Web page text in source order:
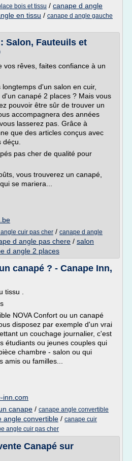
bois et tissu / canape d angle
en tissu / canape d angle gauche
Salon, Fauteuils et
vos rêves, faites confiance à un
d'un salon en cuir,
canapé 2 places ? Mais vous
pouvoir être sûr de trouver un
accompagnera des années
lasserez pas. Grâce à
que des articles conçus avec
pas cher de qualité pour
vous trouverez un canapé,
se mariera...
cuir pas cher / canape d angle
d angle pas chere / salon
d angle 2 places
canapé ? - Canape Inn,
tissu .
NOVA Confort ou un canapé
disposez par exemple d'un vrai
un couchage journalier, c'est
étudiants ou jeunes couples qui
chambre - salon ou qui
amis ou familles...
inn.com
canape / canape angle convertible
angle convertible / canape cuir
angle cuir pas cher
Canapé sur